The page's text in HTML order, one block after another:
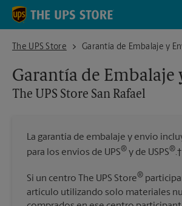
Skip to content
Return to Nav
The UPS Store
The UPS Store San RafaelGarantía de Embalaje y
Garantía de Embalaje
The UPS Store San Rafael
La garantía de embalaje y envío
para los envíos de UPS® y de USPS®.†
Si un centro The UPS Store®
artículo utilizando solo materiales